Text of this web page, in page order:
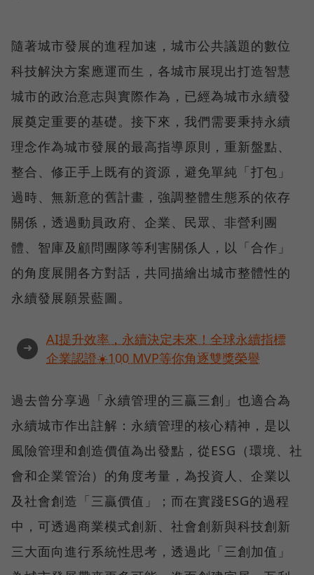
隨著城市發展的進程加速，城市公共議題的數位
科技解決方案應運而生，各城市展現出打造智慧
城市的政治意志與實際作為，已經為城市永續發
展奠定重要的基礎。接下來，我們需要秉持永續
理念作為城市發展的最高指導原則，重新盤點、
整合、修正手上既有的資源，避免單純「打包」
過時、無新意的舊計畫，強調整體生態系的依存
關係，透過動員政府、企業、民眾、非營利團
體、智庫及顧問團隊等利害關係人，以「合作」
的角度展開各方對話，共同描繪出城市整體性的
永續發展願景藍圖。
➜
AI提升效率，永續決定未來！全球永續指標
企業認證☀️100 MVP等你角逐雙獎榮譽
過去曾分享過「永續管理的三贏三創」也適合為
永續城市作出註解：永續管理的核心精神，是以
風險管理和創造價值為出發點，從ESG（環境、社
會和企業管治）的角度考量，為投資人、企業以
及社會創造「三贏價值」；而在實踐ESG的過程
中，可透過商業模式創新、社會創新與科技創新
三大面向進行系統性思考，透過此「三創加值」